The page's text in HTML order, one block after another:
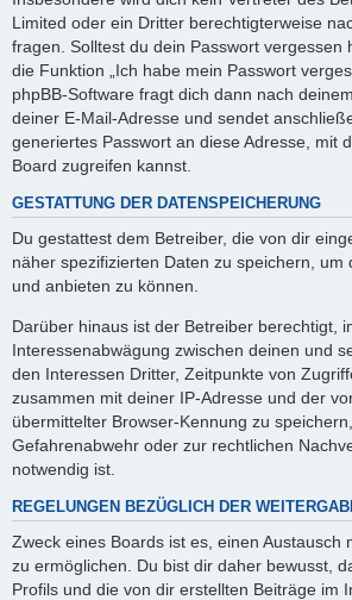
Limited oder ein Dritter berechtigterweise
fragen. Solltest du dein Passwort vergessen
die Funktion „Ich habe mein Passwort
phpBB-Software fragt dich dann nach
deiner E-Mail-Adresse und sendet
generiertes Passwort an diese Adresse, mit
Board zugreifen kannst.
GESTATTUNG DER DATENSPEICHERUNG
Du gestattest dem Betreiber, die von dir
näher spezifizierten Daten zu speichern, um
und anbieten zu können.
Darüber hinaus ist der Betreiber berechtigt,
Interessenabwägung zwischen deinen und
den Interessen Dritter, Zeitpunkte von
zusammen mit deiner IP-Adresse und der
übermittelter Browser-Kennung zu
Gefahrenabwehr oder zur rechtlichen
notwendig ist.
REGELUNGEN BEZÜGLICH DER
Zweck eines Boards ist es, einen Austausch
zu ermöglichen. Du bist dir daher bewusst,
Profils und die von dir erstellten Beiträge im